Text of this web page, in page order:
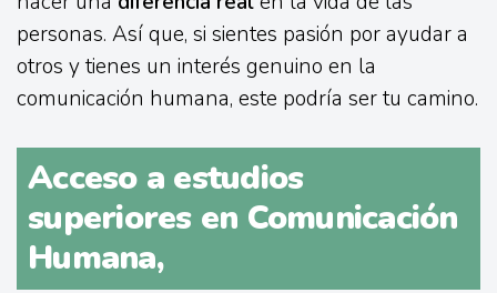
personas. Así que, si sientes pasión por ayudar a
otros y tienes un interés genuino en la
comunicación humana, este podría ser tu camino.
Acceso a estudios
superiores en Comunicación
Humana,